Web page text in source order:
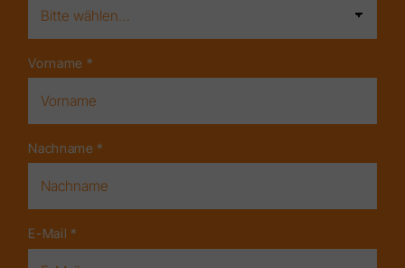
Vorname *
Nachname *
E-Mail *